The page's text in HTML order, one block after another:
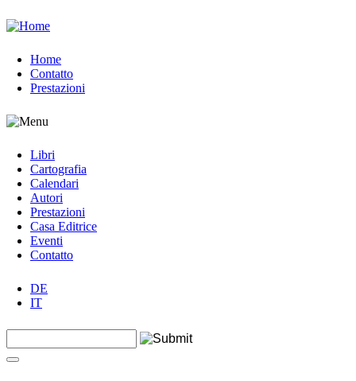
Jump to navigation
Home
Contatto
Prestazioni
Libri
Cartografia
Calendari
Autori
Prestazioni
Casa Editrice
Eventi
Contatto
DE
IT
Form di ricerca